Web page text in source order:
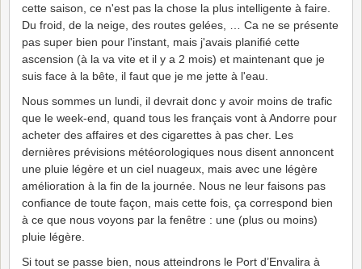
cette saison, ce n'est pas la chose la plus intelligente à faire.
Du froid, de la neige, des routes gelées, … Ca ne se présente
pas super bien pour l'instant, mais j'avais planifié cette
ascension (à la va vite et il y a 2 mois) et maintenant que je
suis face à la bête, il faut que je me jette à l'eau.
Nous sommes un lundi, il devrait donc y avoir moins de trafic
que le week-end, quand tous les français vont à Andorre pour
acheter des affaires et des cigarettes à pas cher. Les
dernières prévisions météorologiques nous disent annoncent
une pluie légère et un ciel nuageux, mais avec une légère
amélioration à la fin de la journée. Nous ne leur faisons pas
confiance de toute façon, mais cette fois, ça correspond bien
à ce que nous voyons par la fenêtre : une (plus ou moins)
pluie légère.
Si tout se passe bien, nous atteindrons le Port d’Envalira à